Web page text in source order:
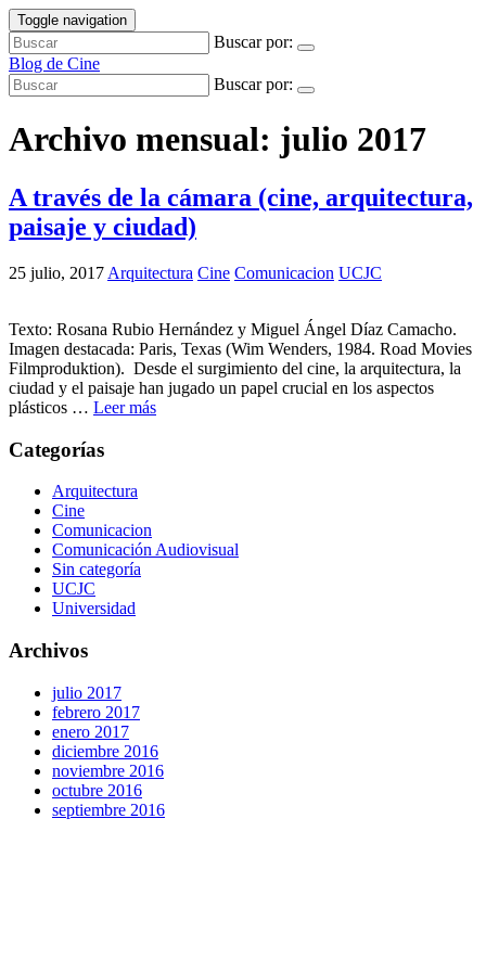
Toggle navigation
Buscar por:
Blog de Cine
Buscar por:
Archivo mensual: julio 2017
A través de la cámara (cine, arquitectura,
paisaje y ciudad)
25 julio, 2017 Arquitectura Cine Comunicacion UCJC
Texto: Rosana Rubio Hernández y Miguel Ángel Díaz Camacho.
Imagen destacada: Paris, Texas (Wim Wenders, 1984. Road Movies
Filmproduktion). Desde el surgimiento del cine, la arquitectura, la
ciudad y el paisaje han jugado un papel crucial en los aspectos
plásticos … Leer más
Categorías
Arquitectura
Cine
Comunicacion
Comunicación Audiovisual
Sin categoría
UCJC
Universidad
Archivos
julio 2017
febrero 2017
enero 2017
diciembre 2016
noviembre 2016
octubre 2016
septiembre 2016